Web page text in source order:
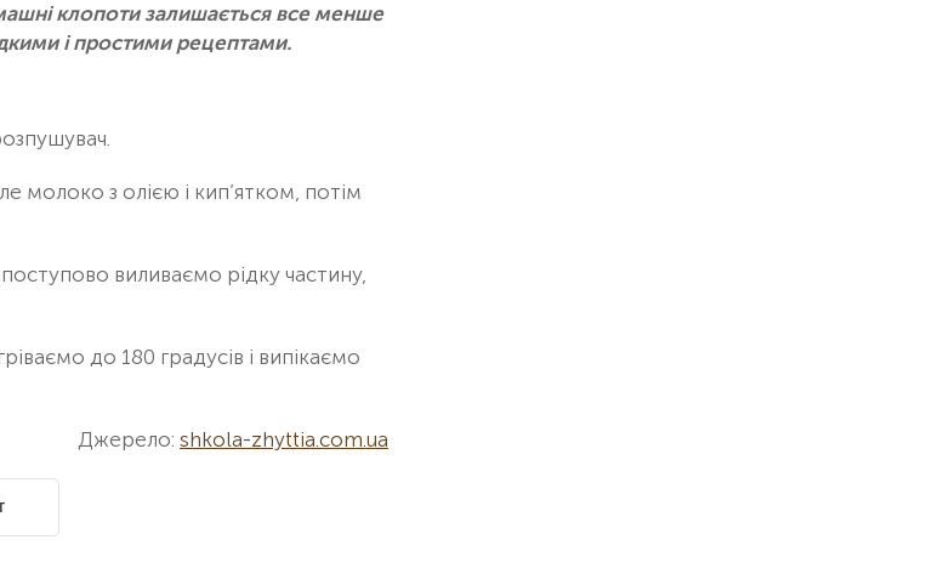
клопоти залишається все менше
і простими рецептами.
молоко з олією і кип’ятком, потім
виливаємо рідку частину,
до 180 градусів і випікаємо
Джерело: shkola-zhyttia.com.ua